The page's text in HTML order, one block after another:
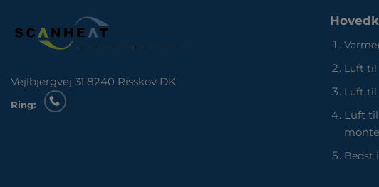
Vejlbjergvej 31 8240 Risskov DK
Ring:
Luft til
Luft til
Luft
Bedst